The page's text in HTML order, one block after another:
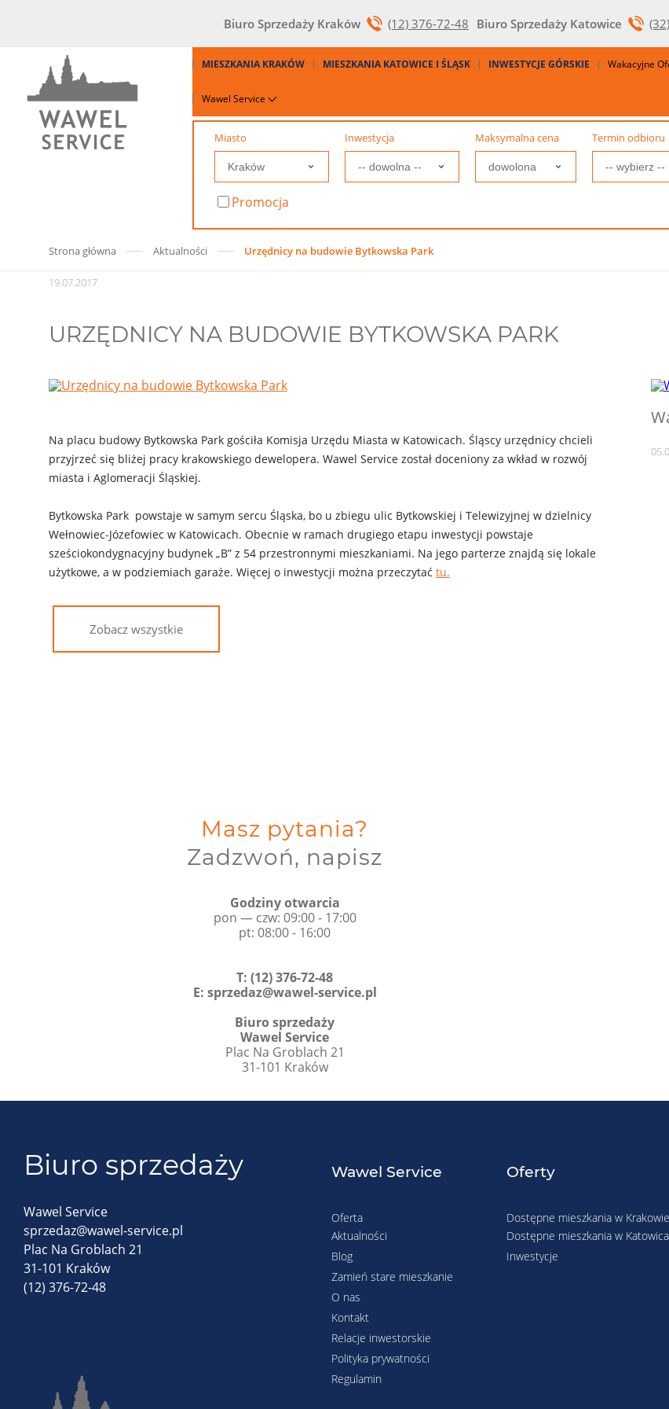
Biuro Sprzedaży Kraków (12) 376-72-48 Biuro Sprzedaży Katowice
MIESZKANIA KRAKÓW MIESZKANIA KATOWICE I ŚLĄSK INWESTYCJE GÓRSKIE Wakacyjne
Wawel Service
Miasto Inwestycja Maksymalna cena Termin odbioru
Promocja
Strona główna Aktualności Urzędnicy na budowie Bytkowska Park
19.07.2017
URZĘDNICY NA BUDOWIE BYTKOWSKA PARK
Na placu budowy Bytkowska Park gościła Komisja Urzędu Miasta w Katowicach. Śląscy urzędnicy chcieli
przyjrzeć się bliżej pracy krakowskiego dewelopera. Wawel Service został doceniony za wkład w rozwój
miasta i Aglomeracji Śląskiej.
Bytkowska Park powstaje w samym sercu Śląska, bo u zbiegu ulic Bytkowskiej i Telewizyjnej w dzielnicy
Wełnowiec-Józefowiec w Katowicach. Obecnie w ramach drugiego etapu inwestycji powstaje
sześciokondygnacyjny budynek „B” z 54 przestronnymi mieszkaniami. Na jego parterze znajdą się lokale
użytkowe, a w podziemiach garaże. Więcej o inwestycji można przeczytać tu.
Zobacz wszystkie
Masz pytania?
Zadzwoń, napisz
Godziny otwarcia
pon — czw: 09:00 - 17:00
pt: 08:00 - 16:00
T:(12) 376-72-48
E: sprzedaz@wawel-service.pl
Biuro sprzedaży
Wawel Service
Plac Na Groblach 21
31-101 Kraków
Biuro sprzedaży
Wawel Service
sprzedaz@wawel-service.pl
Plac Na Groblach 21
31-101 Kraków
(12) 376-72-48
Wawel Service
Oferta
Aktualności
Blog
Zamień stare mieszkanie
O nas
Kontakt
Relacje inwestorskie
Polityka prywatności
Regulamin
Oferty
Dostępne mieszkania w Krakowie
Dostępne mieszkania w
Inwestycje